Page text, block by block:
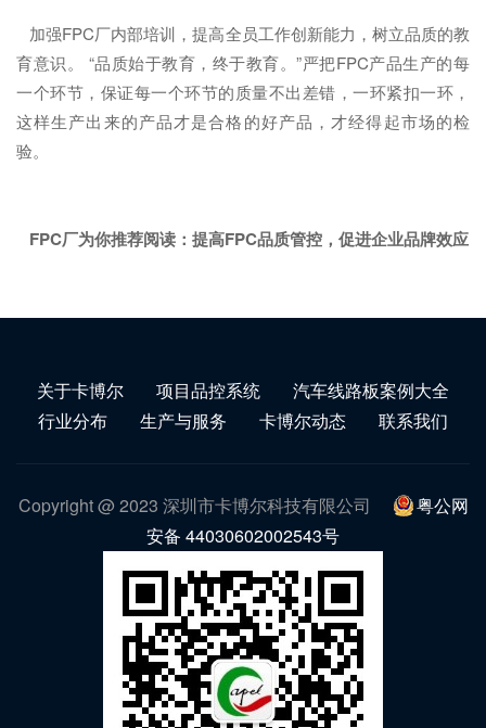
加强FPC厂内部培训，提高全员工作创新能力，树立品质的教
育意识。 “品质始于教育，终于教育。”严把FPC产品生产的每
一个环节，保证每一个环节的质量不出差错，一环紧扣一环，
这样生产出来的产品才是合格的好产品，才经得起市场的检
验。
FPC厂为你推荐阅读： 提高FPC品质管控，促进企业品牌效应
关于卡博尔 项目品控系统
汽车线路板案例大全
行业分布
生产与服务 卡博尔动态 联系我们
Copyright @ 2023 深圳市卡博尔科技有限公司
粤公网
安备 44030602002543号